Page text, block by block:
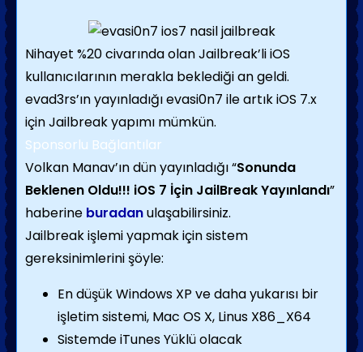
Nihayet %20 civarında olan Jailbreak’li iOS
kullanıcılarının merakla beklediği an geldi.
evad3rs’ın yayınladığı evasi0n7 ile artık iOS 7.x
için Jailbreak yapımı mümkün.
Sponsorlu Bağlantılar
Volkan Manav’ın dün yayınladığı “Sonunda
Beklenen Oldu!!! iOS 7 İçin JailBreak Yayınlandı”
haberine buradanulaşabilirsiniz.
Jailbreak işlemi yapmak için sistem
gereksinimlerini şöyle:
En düşük Windows XP ve daha yukarısı bir
işletim sistemi, Mac OS X, Linus X86_X64
Sistemde iTunes Yüklü olacak